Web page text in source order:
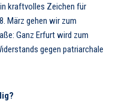
kraftvolles Zeichen für
März gehen wir zum
Ganz Erfurt wird zum
gegen patriarchale